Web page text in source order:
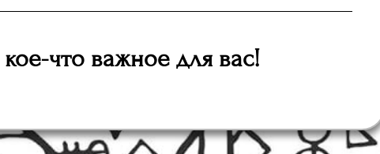
что важное для вас!